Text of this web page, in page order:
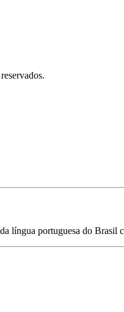
língua portuguesa do Brasil